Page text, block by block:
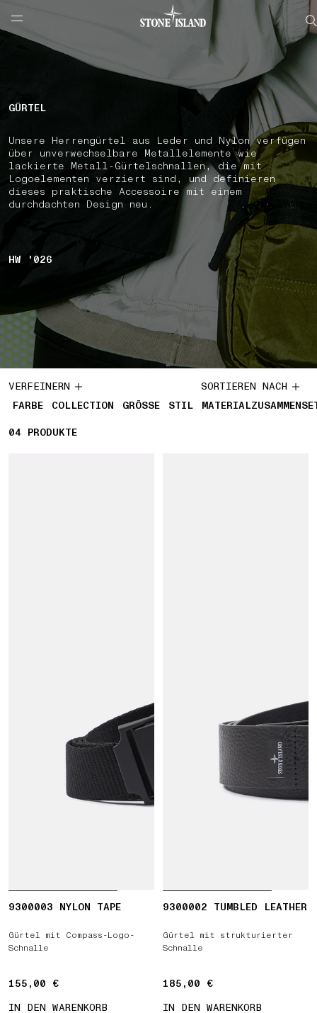
NAVIGATION.ARIA.GOTOMAINCONTENT
LABEL.SHOPPINGCOUNTRY DEUTSCHLAND
GÜRTEL
Unsere Herrengürtel aus Leder und Nylon verfügen
über unverwechselbare Metallelemente wie
lackierte Metall-Gürtelschnallen, die mit
Logoelementen verziert sind, und definieren
dieses praktische Accessoire mit einem
durchdachten Design neu.
HW '026
VERFEINERN
FARBE
COLLECTION GRÖSSE STIL
SORTIEREN NACH
04 4 PRODUKTE
PRODUKTE
9300003 NYLON TAPE
Gürtel mit Compass-Logo-
Schnalle
155,00 €
155,00 €
IN DEN WARENKORB
9300002 TUMBLED LEATHER
Gürtel mit strukturierter
Schnalle
185,00 €
185,00 €
IN DEN WARENKORB